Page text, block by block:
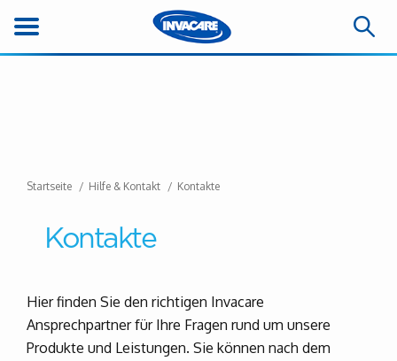
Startseite Hilfe & Kontakt Kontakte
Kontakte
Hier finden Sie den richtigen Invacare
Ansprechpartner für Ihre Fragen rund um unsere
Produkte und Leistungen. Sie können nach dem